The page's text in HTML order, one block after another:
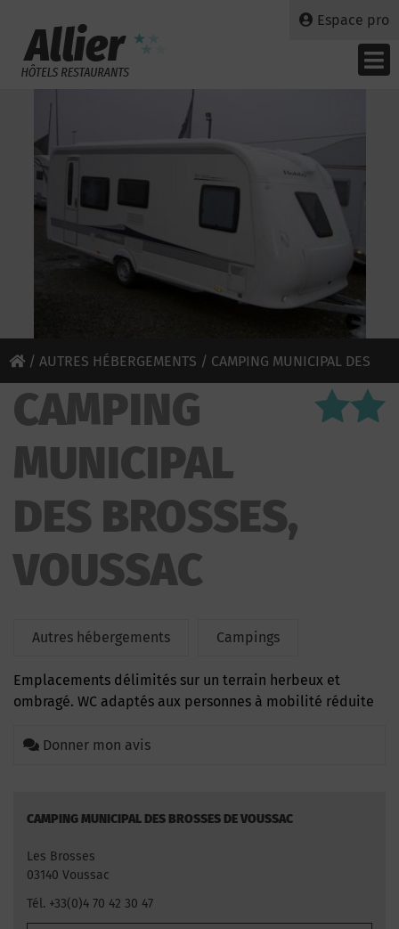
Espace pro
/ AUTRES HÉBERGEMENTS / CAMPING MUNICIPAL DES
BROSSES
CAMPING
MUNICIPAL
DES BROSSES,
VOUSSAC
Autres hébergements Campings
Emplacements délimités sur un terrain herbeux et
ombragé. WC adaptés aux personnes à mobilité réduite
Donner mon avis
CAMPING MUNICIPAL DES BROSSES DE VOUSSAC
Les Brosses
03140 Voussac
Tél. +33(0)4 70 42 30 47